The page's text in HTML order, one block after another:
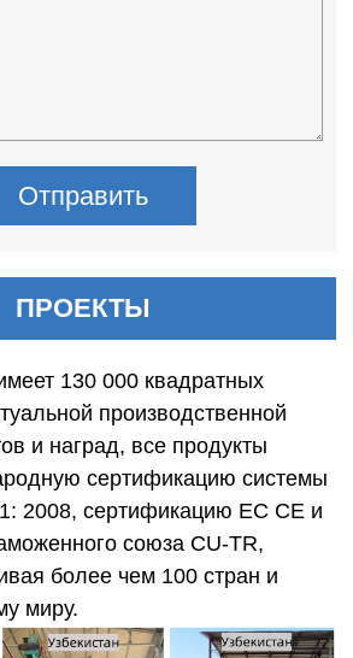
Отправить
ПРОЕКТЫ
130 000 квадратных
производственной
и наград, все продукты
сертификацию системы
2008, сертификацию ЕС CE и
союза CU-TR,
более чем 100 стран и
миру.